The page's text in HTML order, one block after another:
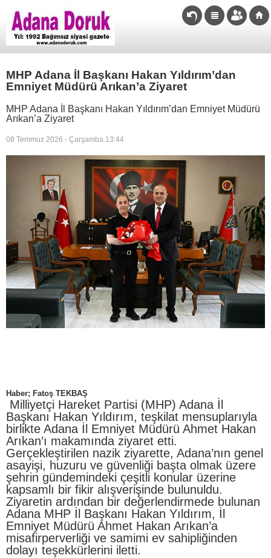
MHP Adana İl Başkanı Hakan Yıldırım’dan
Emniyet Müdürü Arıkan’a Ziyaret
MHP Adana İl Başkanı Hakan Yıldırım’dan Emniyet Müdürü
Arıkan’a Ziyaret
08 Temmuz 2026 - Çarşamba 13:44
Haber; Fatoş TEKBAŞ
Milliyetçi Hareket Partisi (MHP) Adana İl
Başkanı Hakan Yıldırım, teşkilat mensuplarıyla
birlikte Adana İl Emniyet Müdürü Ahmet Hakan
Arıkan’ı makamında ziyaret etti.
Gerçekleştirilen nazik ziyarette, Adana’nın genel
asayişi, huzuru ve güvenliği başta olmak üzere
şehrin gündemindeki çeşitli konular üzerine
kapsamlı bir fikir alışverişinde bulunuldu.
Ziyaretin ardından bir değerlendirmede bulunan
Adana MHP İl Başkanı Hakan Yıldırım, İl
Emniyet Müdürü Ahmet Hakan Arıkan’a
misafirperverliği ve samimi ev sahipliğinden
dolayı teşekkürlerini iletti.